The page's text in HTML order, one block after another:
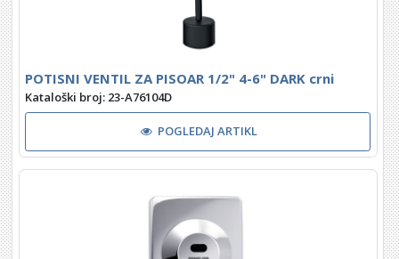
POTISNI VENTIL ZA PISOAR 1/2" 4-6" DARK crni
Kataloški broj: 23-A76104D
POGLEDAJ ARTIKL